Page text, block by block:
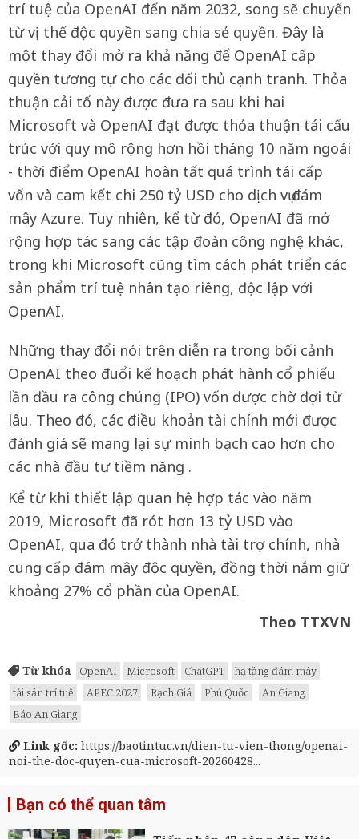
trí tuệ của OpenAI đến năm 2032, song sẽ chuyển
từ vị thế độc quyền sang chia sẻ quyền. Đây là
một thay đổi mở ra khả năng để OpenAI cấp
quyền tương tự cho các đối thủ cạnh tranh. Thỏa
thuận cải tổ này được đưa ra sau khi hai
Microsoft và OpenAI đạt được thỏa thuận tái cấu
trúc với quy mô rộng hơn hồi tháng 10 năm ngoái
- thời điểm OpenAI hoàn tất quá trình tái cấp
vốn và cam kết chi 250 tỷ USD cho dịch vụ đám
mây Azure. Tuy nhiên, kể từ đó, OpenAI đã mở
rộng hợp tác sang các tập đoàn công nghệ khác,
trong khi Microsoft cũng tìm cách phát triển các
sản phẩm trí tuệ nhân tạo riêng, độc lập với
OpenAI.
Những thay đổi nói trên diễn ra trong bối cảnh
OpenAI theo đuổi kế hoạch phát hành cổ phiếu
lần đầu ra công chúng (IPO) vốn được chờ đợi từ
lâu. Theo đó, các điều khoản tài chính mới được
đánh giá sẽ mang lại sự minh bạch cao hơn cho
các nhà đầu tư tiềm năng .
Kể từ khi thiết lập quan hệ hợp tác vào năm
2019, Microsoft đã rót hơn 13 tỷ USD vào
OpenAI, qua đó trở thành nhà tài trợ chính, nhà
cung cấp đám mây độc quyền, đồng thời nắm giữ
khoảng 27% cổ phần của OpenAI.
Theo TTXVN
Từ khóa OpenAI Microsoft ChatGPT
hạ tầng đám mây
tài sản trí tuệ
APEC 2027 Rạch Giá Phú Quốc
An Giang
Báo An Giang
Link gốc: https://baotintuc.vn/dien-tu-vien-thong/openai-
noi-the-doc-quyen-cua-microsoft-20260428...
Bạn có thể quan tâm